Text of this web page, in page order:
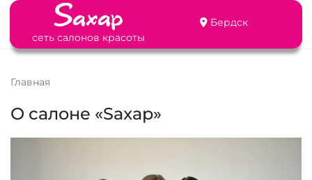
сеть салонов красоты
Бердск
Главная
О салоне «Saxap»